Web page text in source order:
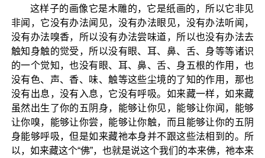
这样子的画像它是木雕的，它是纸画的，所以它非见
非闻，它没有办法闻见，没有办法眼见，没有办法听闻，
没有办法嗅香，所以没有办法尝味道，所以也没有办法去
触知身触的觉受，所以没有眼、耳、鼻、舌、身等等诸识
的一个觉知，也没有眼、耳、鼻、舌、身五根的作用，也
没有色、声、香、味、触等这些尘境的了知的作用，那也
没有出息，没有入息，它没有呼吸。如来藏一样，如来藏
虽然出生了你的五阴身，能够让你见，能够让你闻，能够
让你嗅，能够让你尝，能够让你触，而且能够让你的五阴
身能够呼吸，但是如来藏祂本身并不跟这些法相到的。所
以，如来藏这个“佛”，也就是说这个我们的本来佛，祂本来